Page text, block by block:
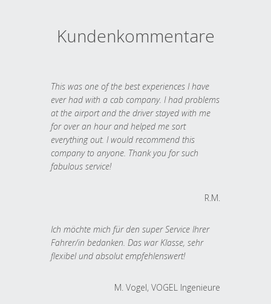
Kundenkommentare
This was one of the best experiences I have
ever had with a cab company. I had problems
at the airport and the driver stayed with me
for over an hour and helped me sort
everything out. I would recommend this
company to anyone. Thank you for such
fabulous service!
R.M.
Ich möchte mich für den super Service Ihrer
Fahrer/in bedanken. Das war Klasse, sehr
flexibel und absolut empfehlenswert!
M. Vogel, VOGEL Ingenieure